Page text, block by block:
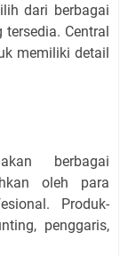
dari berbagai
Central
memiliki detail
berbagai
oleh para
Produk-
penggaris,